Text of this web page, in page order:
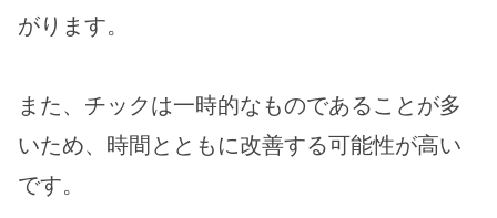
がります。
また、チックは一時的なものであることが多
いため、時間とともに改善する可能性が高い
です。